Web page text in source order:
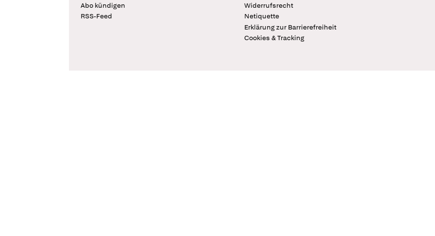
Abo kündigen
RSS-Feed
Widerrufsrecht
Netiquette
Erklärung zur Barrierefreiheit
Cookies & Tracking